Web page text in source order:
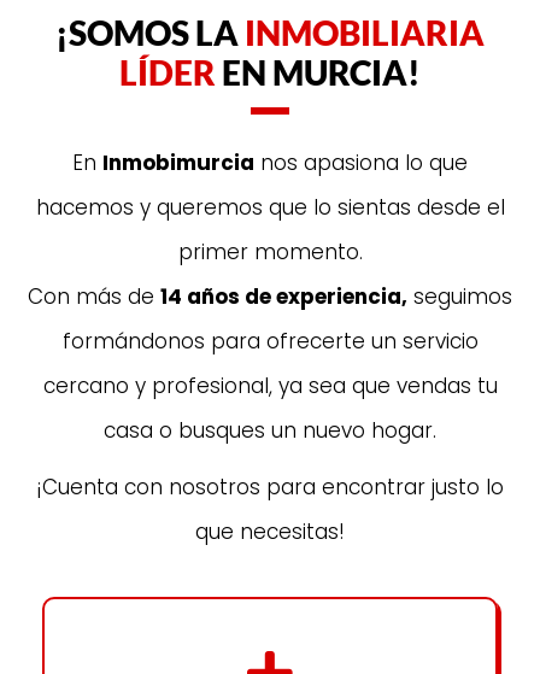
¡SOMOS LA INMOBILIARIA
LÍDER EN MURCIA!
En Inmobimurcia nos apasiona lo que
hacemos y queremos que lo sientas desde el
primer momento.
Con más de 14 años de experiencia, seguimos
formándonos para ofrecerte un servicio
cercano y profesional, ya sea que vendas tu
casa o busques un nuevo hogar.
¡Cuenta con nosotros para encontrar justo lo
que necesitas!